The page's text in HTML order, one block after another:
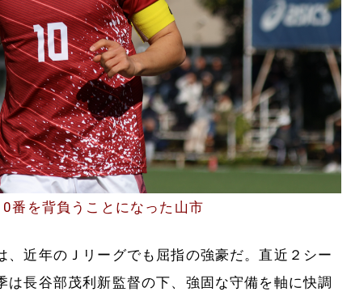
を背負うことになった山市
近年のＪリーグでも屈指の強豪だ。直近２シー
は長谷部茂利新監督の下、強固な守備を軸に快調